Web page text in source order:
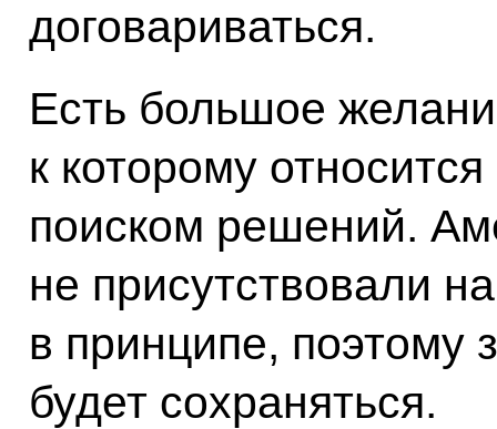
договариваться.
Есть большое
к которому
поиском решений.
не присутствовали
в принципе, поэтому
будет сохраняться.